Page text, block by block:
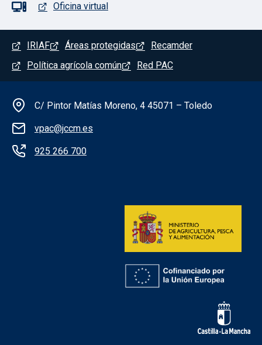
Oficina virtual
Menú del pie
IRIAF Áreas protegidas
Recamder
Política agrícola común
Red PAC
Información de la institución
C/ Pintor Matías Moreno, 4 45071 – Toledo
vpac@jccm.es
925 266 700